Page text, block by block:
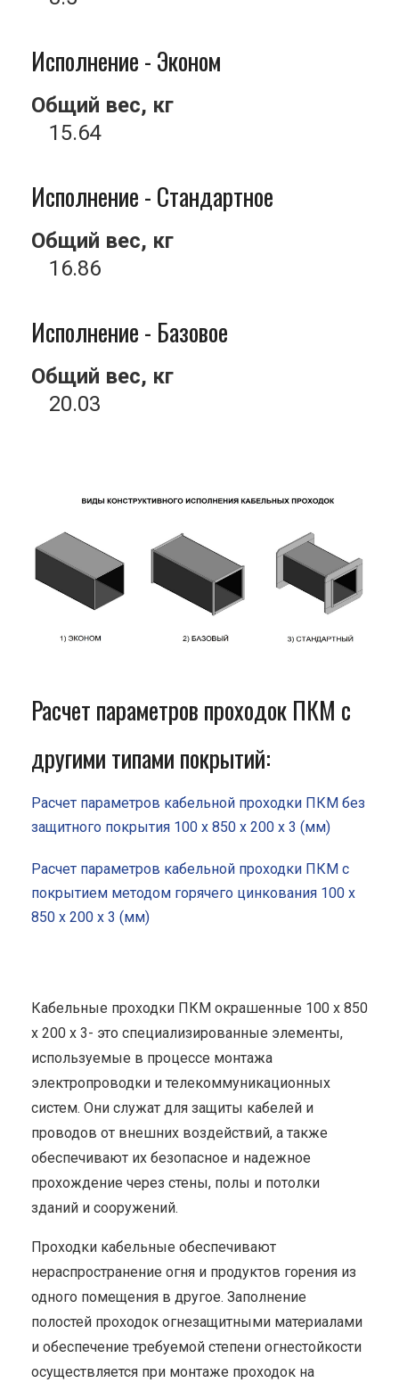
Исполнение - Эконом
Общий вес, кг
15.64
Исполнение - Стандартное
Общий вес, кг
16.86
Исполнение - Базовое
Общий вес, кг
20.03
Расчет параметров проходок ПКМ с
другими типами покрытий:
Расчет параметров кабельной проходки ПКМ без
защитного покрытия 100 x 850 x 200 x 3 (мм)
Расчет параметров кабельной проходки ПКМ с
покрытием методом горячего цинкования 100 x
850 x 200 x 3 (мм)
Кабельные проходки ПКМ окрашенные 100 x 850
x 200 x 3- это специализированные элементы,
используемые в процессе монтажа
электропроводки и телекоммуникационных
систем. Они служат для защиты кабелей и
проводов от внешних воздействий, а также
обеспечивают их безопасное и надежное
прохождение через стены, полы и потолки
зданий и сооружений.
Проходки кабельные обеспечивают
нераспространение огня и продуктов горения из
одного помещения в другое. Заполнение
полостей проходок огнезащитными материалами
и обеспечение требуемой степени огнестойкости
осуществляется при монтаже проходок на